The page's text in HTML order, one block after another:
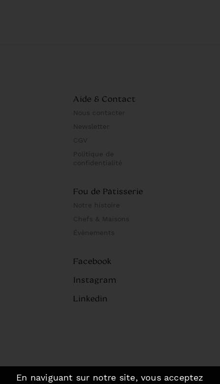
Aide & Contact
Nous contacter
Newsletter
CGV
Politique de
confidentialité
Fou de Pâtisserie
Notre histoire
Chefs & Maisons
Évènements
Facebook
Instagram
Linkedin
En naviguant sur notre site, vous acceptez